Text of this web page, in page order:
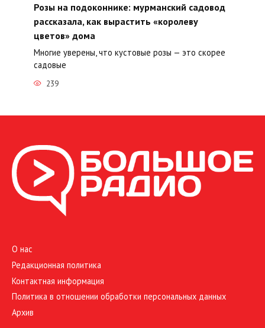
Розы на подоконнике: мурманский садовод
рассказала, как вырастить «королеву
цветов» дома
Многие уверены, что кустовые розы — это скорее
садовые
239
О нас
Редакционная политика
Контактная информация
Политика в отношении обработки персональных данных
Архив